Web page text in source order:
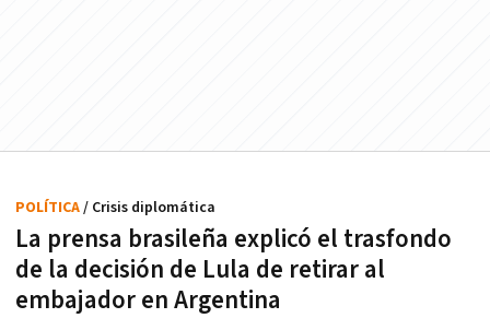
La prensa brasileña explicó el trasfondo
de la decisión de Lula de retirar al
embajador en Argentina
POLÍTICA/ Crisis diplomática